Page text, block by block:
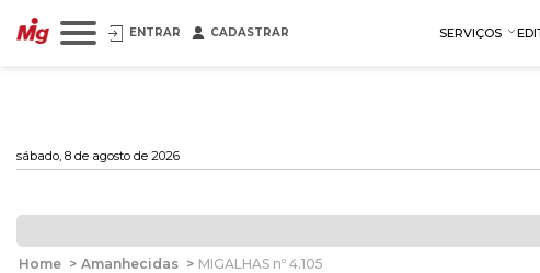
ENTRAR CADASTRAR SERVIÇOS
sábado, 8 de agosto de 2026
Home > Amanhecidas > MIGALHAS nº 4.105